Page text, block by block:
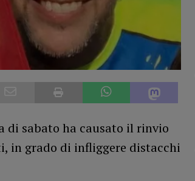
di sabato ha causato il rinvio
in grado di infliggere distacchi